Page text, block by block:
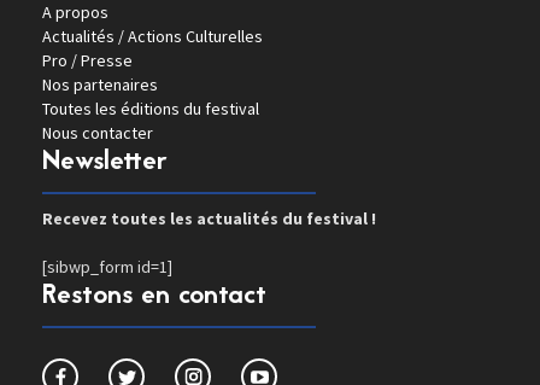
A propos
Actualités / Actions Culturelles
Pro / Presse
Nos partenaires
Toutes les éditions du festival
Nous contacter
Newsletter
Recevez toutes les actualités du festival !
[sibwp_form id=1]
Restons en contact